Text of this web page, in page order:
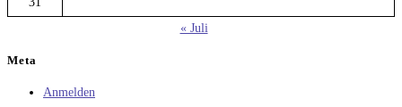
« Juli
Meta
Anmelden